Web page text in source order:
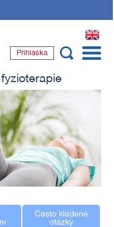
EN
Přihláška
Často kladené
otázky